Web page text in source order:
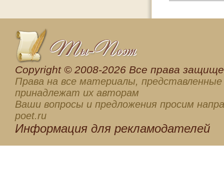
Сopyright © 2008-2026 Все права
Права на все материалы, представленные
принадлежат их авторам
Ваши вопросы и предложения просим
poet.ru
Информация для рекламодателей